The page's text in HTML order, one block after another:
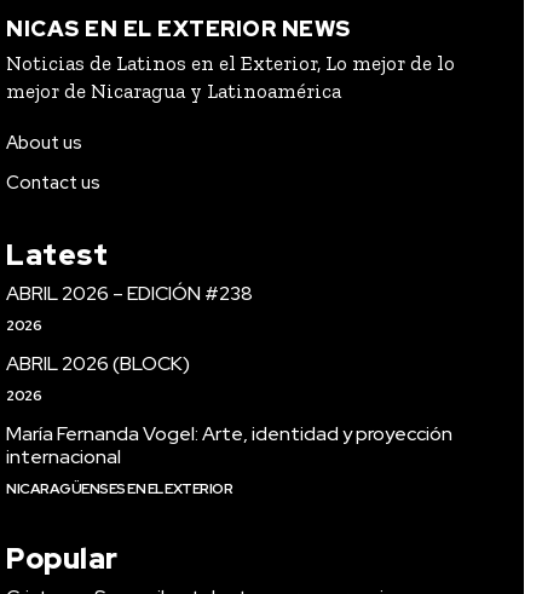
NICAS EN EL EXTERIOR NEWS
Noticias de Latinos en el Exterior, Lo mejor de lo
mejor de Nicaragua y Latinoamérica
About us
Contact us
Latest
ABRIL 2026 – EDICIÓN #238
2026
ABRIL 2026 (BLOCK)
2026
María Fernanda Vogel: Arte, identidad y proyección
internacional
NICARAGÜENSES EN EL EXTERIOR
Popular